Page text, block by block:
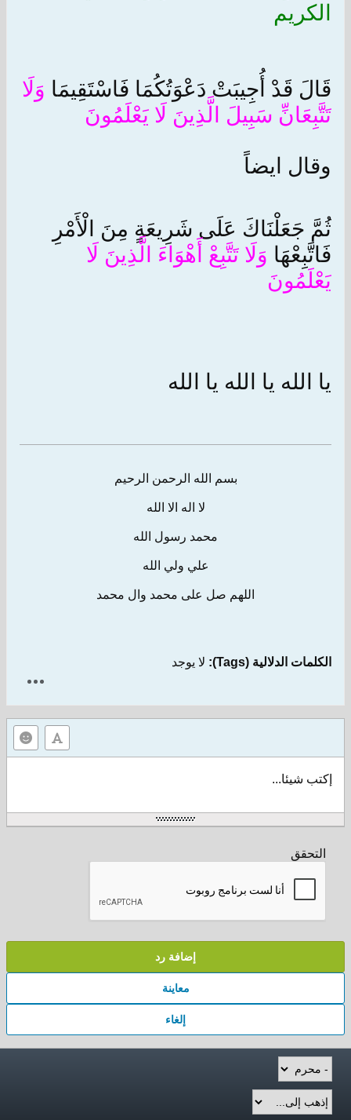
الكريم
قَالَ قَدْ أُجِيبَتْ دَعْوَتُكُمَا فَاسْتَقِيمَا وَلَا
تَتَّبِعَانِّ سَبِيلَ الَّذِينَ لَا يَعْلَمُونَ
وقال ايضاً
ثُمَّ جَعَلْنَاكَ عَلَى شَرِيعَةٍ مِنَ الْأَمْرِ
فَاتَّبِعْهَا وَلَا تَتَّبِعْ أَهْوَاءَ الَّذِينَ لَا
يَعْلَمُونَ
يا الله يا الله يا الله
بسم الله الرحمن الرحيم
لا اله الا الله
محمد رسول الله
علي ولي الله
اللهم صل على محمد وال محمد
الكلمات الدلالية (Tags): لا يوجد
إكتب شيئا...
التحقق
إضافة رد
معاينة
إلغاء